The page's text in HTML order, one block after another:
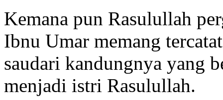
Kemana pun Rasulullah
Ibnu Umar memang
saudari kandungnya yang
menjadi istri Rasulullah.